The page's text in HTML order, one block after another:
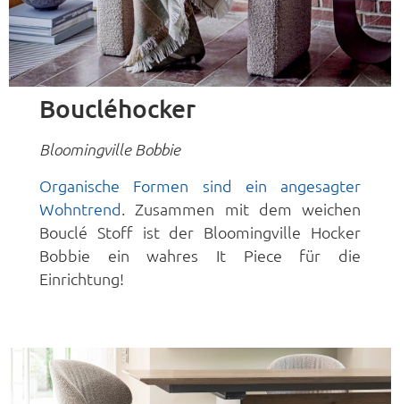
Boucléhocker
Bloomingville Bobbie
Organische Formen sind ein angesagter
Wohntrend. Zusammen mit dem weichen
Bouclé Stoff ist der Bloomingville Hocker
Bobbie ein wahres It Piece für die
Einrichtung!